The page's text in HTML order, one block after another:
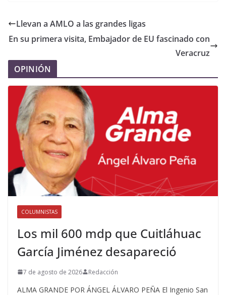
Llevan a AMLO a las grandes ligas
En su primera visita, Embajador de EU fascinado con
Veracruz
OPINIÓN
COLUMNISTAS
Los mil 600 mdp que Cuitláhuac
García Jiménez desapareció
7 de agosto de 2026 Redacción
ALMA GRANDE POR ÁNGEL ÁLVARO PEÑA El Ingenio San